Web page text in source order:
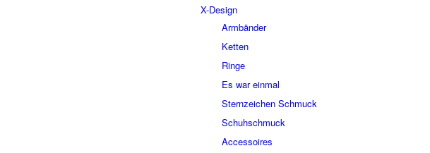
X-Design
Armbänder
Ketten
Ringe
Es war einmal
Sternzeichen Schmuck
Schuhschmuck
Accessoires